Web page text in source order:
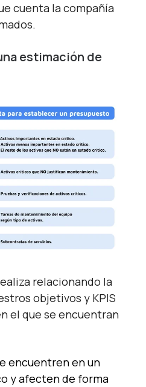
cuenta la compañía
estimación de
relacionando la
objetivos y KPIS
el que se encuentran
encuentren en un
y afecten de forma